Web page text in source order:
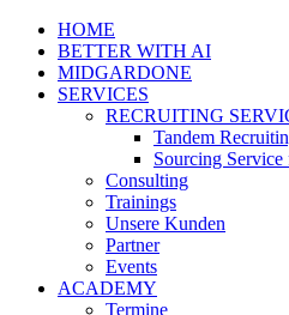
HOME
BETTER WITH AI
MIDGARDONE
SERVICES
RECRUITING
Tandem
Sourcing Service
Consulting
Trainings
Unsere Kunden
Partner
Events
ACADEMY
Termine